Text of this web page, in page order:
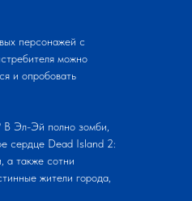
персонажей с
можно
и опробовать
В Эл-Эй полно зомби,
сердце Dead Island 2:
а также сотни
жители города,